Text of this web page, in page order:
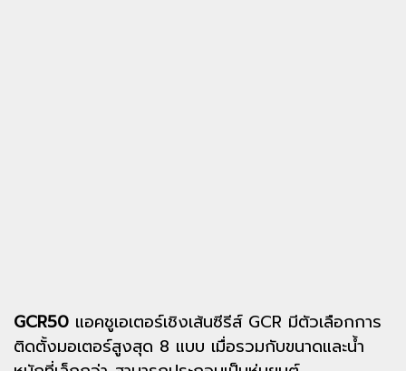
GCR50 แอคชูเอเตอร์เชิงเส้นซีรีส์ GCR มีตัวเลือกการ
ติดตั้งมอเตอร์สูงสุด 8 แบบ เมื่อรวมกับขนาดและน้ำ